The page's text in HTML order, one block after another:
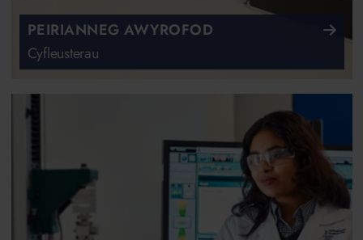
PEIRIANNEG AWYROFOD
Cyfleusterau